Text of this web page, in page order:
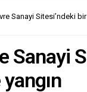
Sanayi Sitesi’ndeki
Sanayi